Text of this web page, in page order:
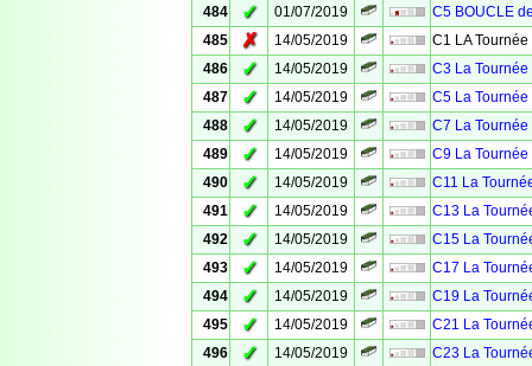
484
✓ 01/07/2019
C5 BOUCLE
485
✗ 14/05/2019
C1 LA
486
✓ 14/05/2019
C3 La
487
✓ 14/05/2019
C5 La
488
✓ 14/05/2019
C7 La
489
✓ 14/05/2019
C9 La
490
✓ 14/05/2019
C11 La
491
✓ 14/05/2019
C13 La
492
✓ 14/05/2019
C15 La
493
✓ 14/05/2019
C17 La
494
✓ 14/05/2019
C19 La
495
✓ 14/05/2019
C21 La
496
✓ 14/05/2019
C23 La